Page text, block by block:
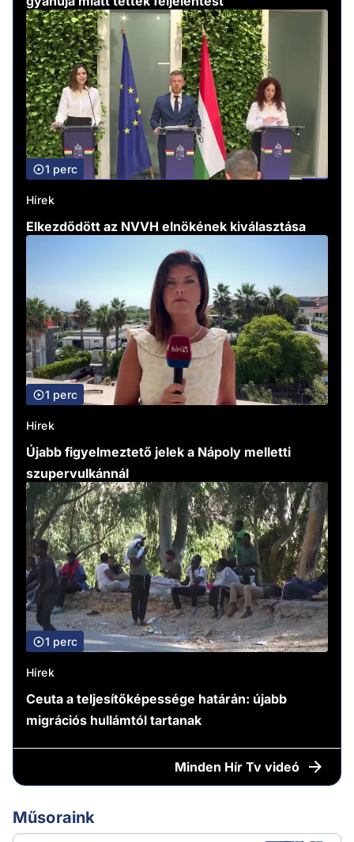
1 perc
Hírek
Elkezdődött az NVVH elnökének kiválasztása
1 perc
Hírek
Újabb figyelmeztető jelek a Nápoly melletti
szupervulkánnál
1 perc
Hírek
Ceuta a teljesítőképessége határán: újabb
migrációs hullámtól tartanak
Minden Hír Tv videó
Műsoraink